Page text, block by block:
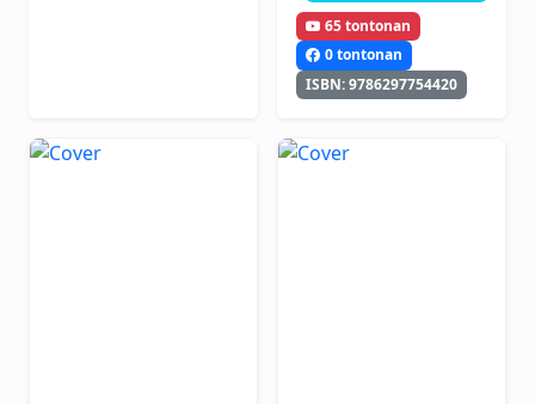
65 tontonan
0 tontonan
ISBN: 9786297754420